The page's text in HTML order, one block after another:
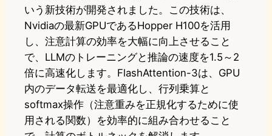
いう新技術が開発されました。この技術は、
Nvidiaの最新GPUであるHopper H100を活用
し、注意計算の効率を大幅に向上させること
で、LLMのトレーニングと推論の速度を1.5～2
倍に高速化します。FlashAttention-3は、GPU
内のデータ転送を最適化し、行列乗算と
softmax操作（注意重みを正規化するために使
用される関数）を効率的に組み合わせること